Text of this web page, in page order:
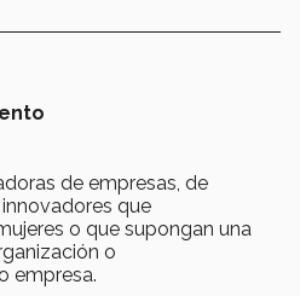
de empresas, de
que
o que supongan una
o
empresa.